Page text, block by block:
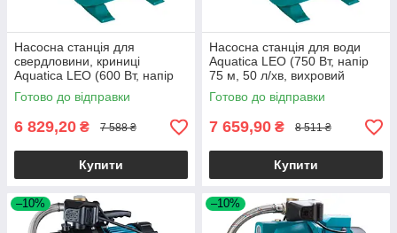
Насосна станція для
свердловини, криниці
Aquatica LEO (600 Вт, напір
60 м, 50 л/хв, вихровий
насос, бак 24 л)
Готово до відправки
6 829,20 ₴ 7 588 ₴
Купити
Насосна станція для води
Aquatica LEO (750 Вт, напір
75 м, 50 л/хв, вихровий
насос, бак на 24 л) для
свердловини
Готово до відправки
7 659,90 ₴ 8 511 ₴
Купити
–10% –10%